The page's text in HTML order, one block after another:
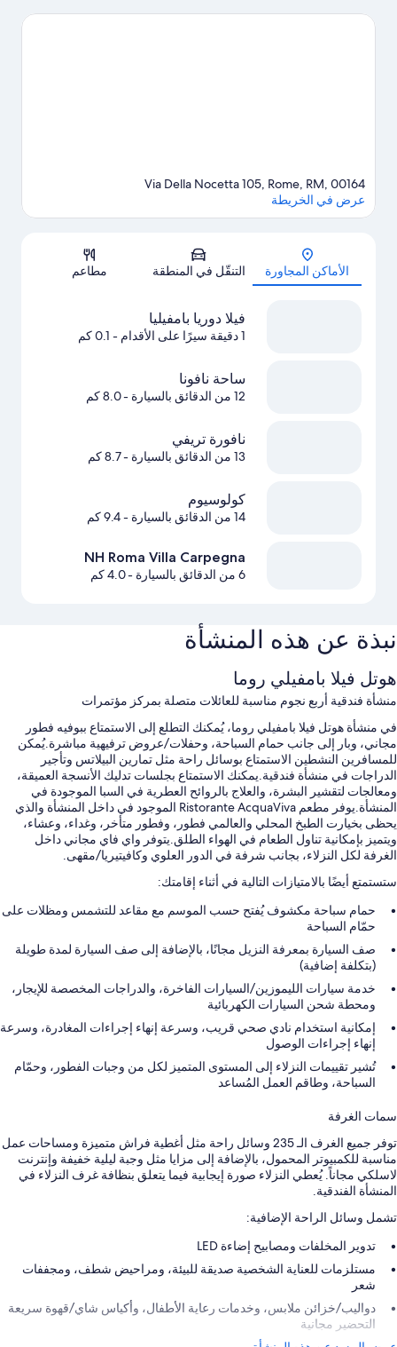
أوليمبيكو الأوليمبي.احصل على أجازة تستمع فيها بالمنطقة من خلال
الخريطة
Via Della Nocetta 105, Rome, RM, 00164
عرض في الخريطة
الأماكن المجاورة التنقّل في المنطقة مطاعم
فيلا دوريا بامفيليا
1 دقيقة سيرًا على الأقدام - 0.1 كم
ساحة نافونا
12 من الدقائق بالسيارة - 8.0 كم
نافورة تريفي
13 من الدقائق بالسيارة - 8.7 كم
كولوسيوم
14 من الدقائق بالسيارة - 9.4 كم
NH Roma Villa Carpegna
6 من الدقائق بالسيارة - 4.0 كم
نبذة عن هذه المنشأة
هوتل فيلا بامفيلي روما
منشأة فندقية أربع نجوم مناسبة للعائلات متصلة بمركز مؤتمرات
في منشأة هوتل فيلا بامفيلي روما، يُمكنك التطلع إلى الاستمتاع ببوفيه فطور
مجاني، وبار إلى جانب حمام السباحة، وحفلات/عروض ترفيهية مباشرة.يُمكن
للمسافرين النشطين الاستمتاع بوسائل راحة مثل تمارين البيلاتس وتأجير
الدراجات في منشأة فندقية.يمكنك الاستمتاع بجلسات تدليك الأنسجة العميقة،
ومعالجات لتقشير البشرة، والعلاج بالروائح العطرية في السبا الموجودة في
المنشأة.يوفر مطعم Ristorante AcquaViva الموجود في داخل المنشأة والذي
يحظى بخيارت الطبخ المحلي والعالمي فطور، وفطور متأخر، وغداء، وعشاء،
ويتميز بإمكانية تناول الطعام في الهواء الطلق.يتوفر واي فاي مجاني داخل
الغرفة لكل النزلاء، بجانب شرفة في الدور العلوي وكافيتيريا/مقهى.
ستستمتع أيضًا بالامتيازات التالية في أثناء إقامتك:
حمام سباحة مكشوف يُفتح حسب الموسم مع مقاعد للتشمس ومظلات على
حمّام السباحة
صف السيارة بمعرفة النزيل مجانًا، بالإضافة إلى صف السيارة لمدة طويلة
(بتكلفة إضافية)
خدمة سيارات الليموزين/السيارات الفاخرة، والدراجات المخصصة للإيجار،
ومحطة شحن السيارات الكهربائية
إمكانية استخدام نادي صحي قريب، وسرعة إنهاء إجراءات المغادرة، وسرعة
إنهاء إجراءات الوصول
تُشير تقييمات النزلاء إلى المستوى المتميز لكل من وجبات الفطور، وحمّام
السباحة، وطاقم العمل المُساعد
سمات الغرفة
توفر جميع الغرف الـ 235 وسائل راحة مثل أغطية فراش متميزة ومساحات عمل
مناسبة للكمبيوتر المحمول، بالإضافة إلى مزايا مثل وجبة ليلية خفيفة وإنترنت
لاسلكي مجاناً. يُعطي النزلاء صورة إيجابية فيما يتعلق بنظافة غرف النزلاء في
المنشأة الفندقية.
تشمل وسائل الراحة الإضافية:
تدوير المخلفات ومصابيح إضاءة LED
مستلزمات للعناية الشخصية صديقة للبيئة، ومراحيض شطف، ومجففات
شعر
دواليب/خزائن ملابس، وخدمات رعاية الأطفال، وأكياس شاي/قهوة سريعة
التحضير مجانية